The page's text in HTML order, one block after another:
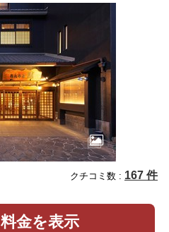
クチコミ数 : 167 件
料金を表示